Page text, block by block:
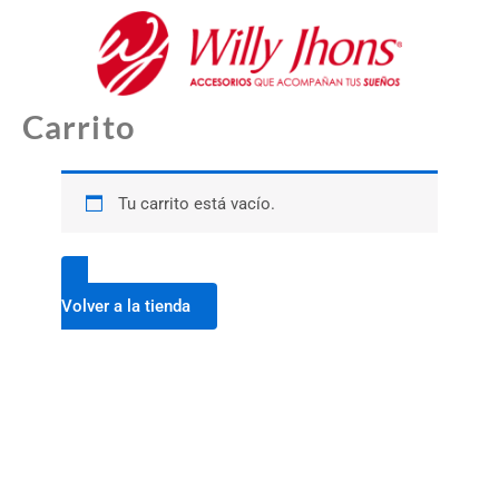
Carrito
Tu carrito está vacío.
Volver a la tienda